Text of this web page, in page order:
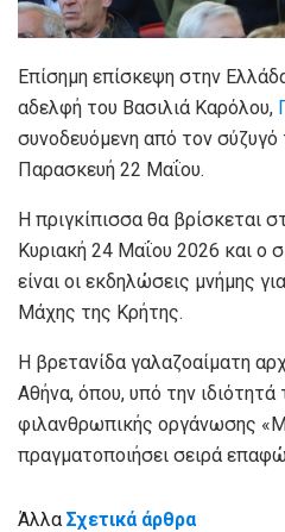
Επίσημη επίσκεψη στην
αδελφή του Βασιλιά Καρόλου,
συνοδευόμενη από τον σύζυγό
Παρασκευή 22 Μαΐου.
Η πριγκίπισσα θα βρίσκεται
Κυριακή 24 Μαΐου 2026 και ο
είναι οι εκδηλώσεις μνήμης
Μάχης της Κρήτης.
Η βρετανίδα γαλαζοαίματη
Αθήνα, όπου, υπό την
φιλανθρωπικής οργάνωσης
πραγματοποιήσει σειρά
Άλλα Σχετικά άρθρα